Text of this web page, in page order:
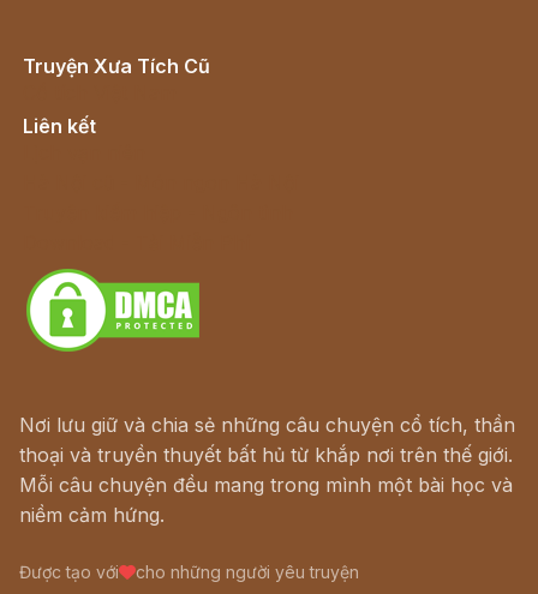
Truyện Xưa Tích Cũ
Liên kết
Nơi lưu giữ và chia sẻ những câu chuyện cổ tích, thần
thoại và truyền thuyết bất hủ từ khắp nơi trên thế giới.
Mỗi câu chuyện đều mang trong mình một bài học và
niềm cảm hứng.
Được tạo với cho những người yêu truyện